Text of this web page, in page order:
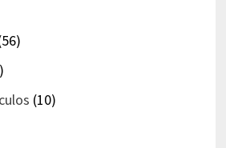
(10)